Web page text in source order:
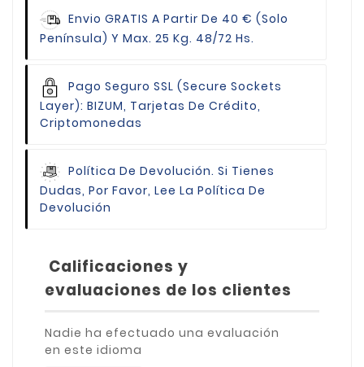
Envio GRATIS A Partir De 40 € (Solo
Península) Y Max. 25 Kg. 48/72 Hs.
Pago Seguro SSL (Secure Sockets
Layer): BIZUM, Tarjetas De Crédito,
Criptomonedas
Política De Devolución. Si Tienes
Dudas, Por Favor, Lee La Política De
Devolución
Calificaciones y
evaluaciones de los clientes
Nadie ha efectuado una evaluación
en este idioma